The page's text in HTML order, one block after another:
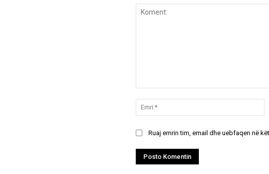
Ruaj emrin tim, email dhe uebfaqen në